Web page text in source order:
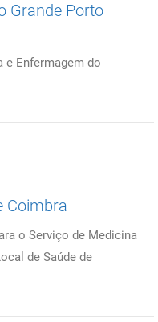
Grande Porto –
e Enfermagem do
Coimbra
o Serviço de Medicina
de Saúde de